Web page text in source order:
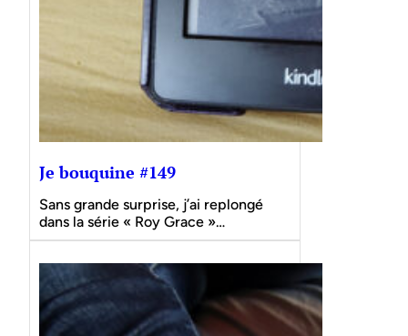
Je bouquine #149
Sans grande surprise, j’ai replongé
dans la série « Roy Grace »…